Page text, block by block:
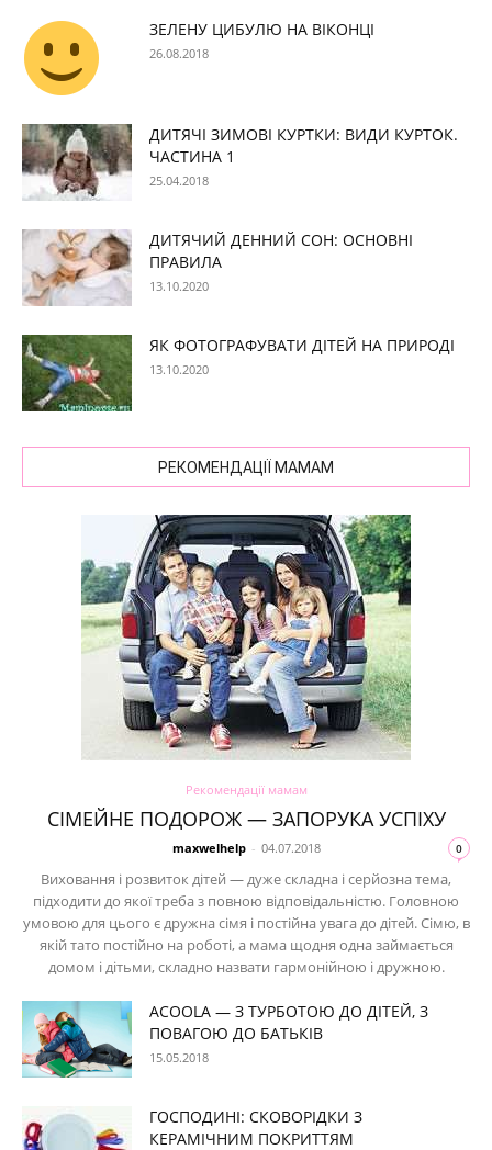
ЗЕЛЕНУ ЦИБУЛЮ НА ВІКОНЦІ
26.08.2018
ДИТЯЧІ ЗИМОВІ КУРТКИ: ВИДИ КУРТОК.
ЧАСТИНА 1
25.04.2018
ДИТЯЧИЙ ДЕННИЙ СОН: ОСНОВНІ
ПРАВИЛА
13.10.2020
ЯК ФОТОГРАФУВАТИ ДІТЕЙ НА ПРИРОДІ
13.10.2020
РЕКОМЕНДАЦІЇ МАМАМ
Рекомендації мамам
СІМЕЙНЕ ПОДОРОЖ — ЗАПОРУКА УСПІХУ
maxwelhelp - 04.07.2018 0
Виховання і розвиток дітей — дуже складна і серйозна тема,
підходити до якої треба з повною відповідальністю. Головною
умовою для цього є дружна сімя і постійна увага до дітей. Сімю, в
якій тато постійно на роботі, а мама щодня одна займається
домом і дітьми, складно назвати гармонійною і дружною.
ACOOLA — З ТУРБОТОЮ ДО ДІТЕЙ, З
ПОВАГОЮ ДО БАТЬКІВ
15.05.2018
ГОСПОДИНІ: СКОВОРІДКИ З
КЕРАМІЧНИМ ПОКРИТТЯМ